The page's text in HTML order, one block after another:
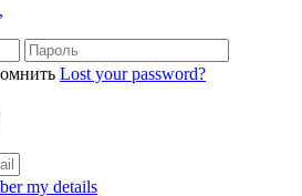
Lost your password?
my details